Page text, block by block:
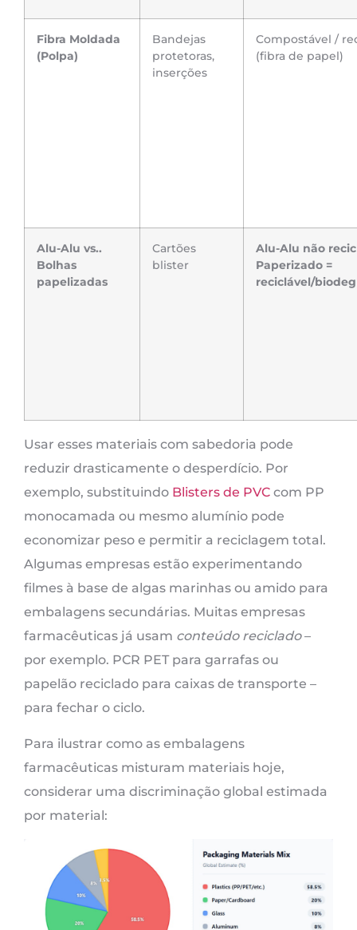
Fibra Moldada
(Polpa)
Bandejas
protetoras,
inserções
Compostável /
(fibra de papel)
Alu-Alu vs..
Bolhas
papelizadas
Cartões
blister
Alu-Alu não
Paperizado =
reciclável/
Usar esses materiais com sabedoria pode
reduzir drasticamente o desperdício. Por
exemplo, substituindo Blisters de PVC com PP
monocamada ou mesmo alumínio pode
economizar peso e permitir a reciclagem total.
Algumas empresas estão experimentando
filmes à base de algas marinhas ou amido para
embalagens secundárias. Muitas empresas
farmacêuticas já usam conteúdo reciclado–
por exemplo. PCR PET para garrafas ou
papelão reciclado para caixas de transporte –
para fechar o ciclo.
Para ilustrar como as embalagens
farmacêuticas misturam materiais hoje,
considerar uma discriminação global estimada
por material: